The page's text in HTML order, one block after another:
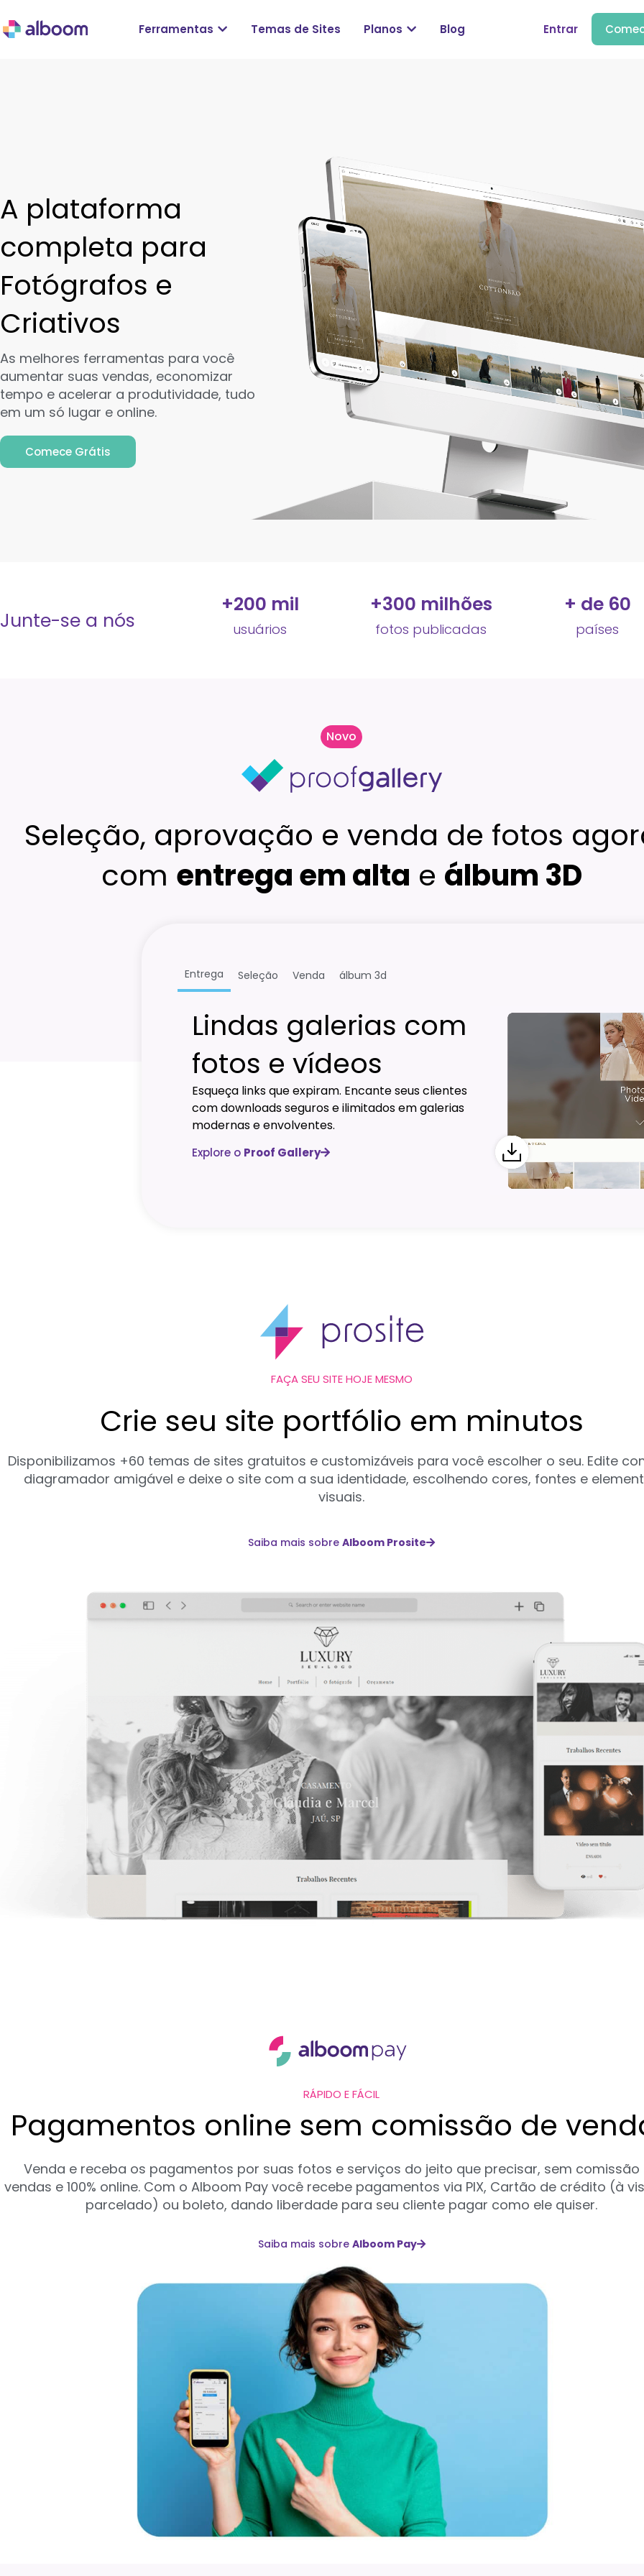
Ferramentas Temas de Sites Planos Blog Entrar
A plataforma
completa para
Fotógrafos e
Criativos
As melhores ferramentas para você
aumentar suas vendas, economizar
tempo e acelerar a produtividade, tudo
em um só lugar e online.
Comece Grátis
Junte-se a nós usuários
+200 mil
fotos publicadas
+300 milhões
países
+ de 60
Novo
Seleção, aprovação e venda de fotos
com entrega em alta e álbum 3D
Entrega Seleção Venda álbum 3d
Lindas galerias com
fotos e vídeos
Esqueça links que expiram. Encante seus clientes
com downloads seguros e ilimitados em galerias
modernas e envolventes.
Explore o Proof Gallery
FAÇA SEU SITE HOJE MESMO
Crie seu site portfólio em minutos
Disponibilizamos +60 temas de sites gratuitos e customizáveis para você escolher o seu. Edite
diagramador amigável e deixe o site com a sua identidade, escolhendo cores, fontes e
visuais.
Saiba mais sobre Alboom Prosite
RÁPIDO E FÁCIL
Pagamentos online sem comissão de
Venda e receba os pagamentos por suas fotos e serviços do jeito que precisar, sem comissão
vendas e 100% online. Com o Alboom Pay você recebe pagamentos via PIX, Cartão de crédito (à
parcelado) ou boleto, dando liberdade para seu cliente pagar como ele quiser.
Saiba mais sobre Alboom Pay